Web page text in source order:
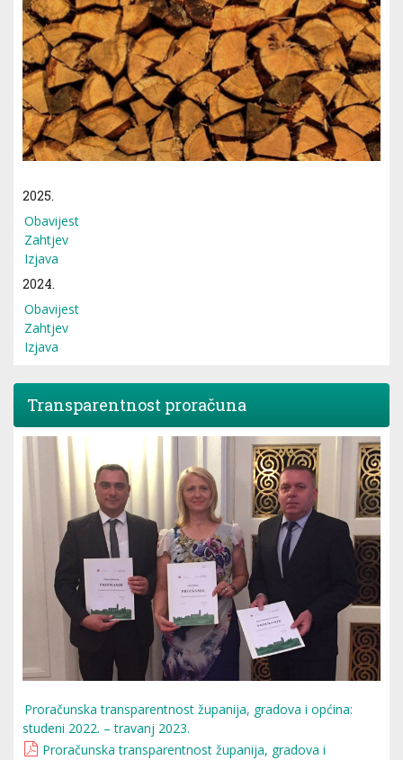
2025.
Obavijest
Zahtjev
Izjava
2024.
Obavijest
Zahtjev
Izjava
Transparentnost proračuna
Proračunska transparentnost županija, gradova i općina:
studeni 2022. – travanj 2023.
Proračunska transparentnost županija, gradova i